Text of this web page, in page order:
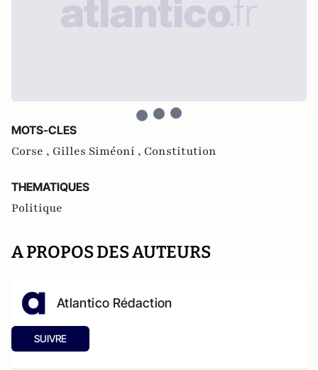
MOTS-CLES
Corse , Gilles Siméoni , Constitution
THEMATIQUES
Politique
A PROPOS DES AUTEURS
Atlantico Rédaction
SUIVRE